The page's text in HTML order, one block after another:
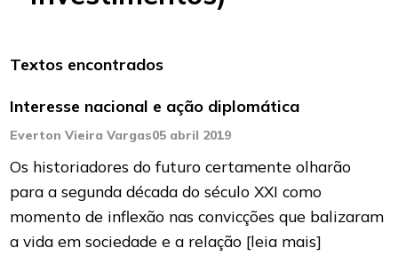
Textos encontrados
Interesse nacional e ação diplomática
Everton Vieira Vargas05 abril 2019
Os historiadores do futuro certamente olharão
para a segunda década do século XXI como
momento de inflexão nas convicções que balizaram
a vida em sociedade e a relação [leia mais]